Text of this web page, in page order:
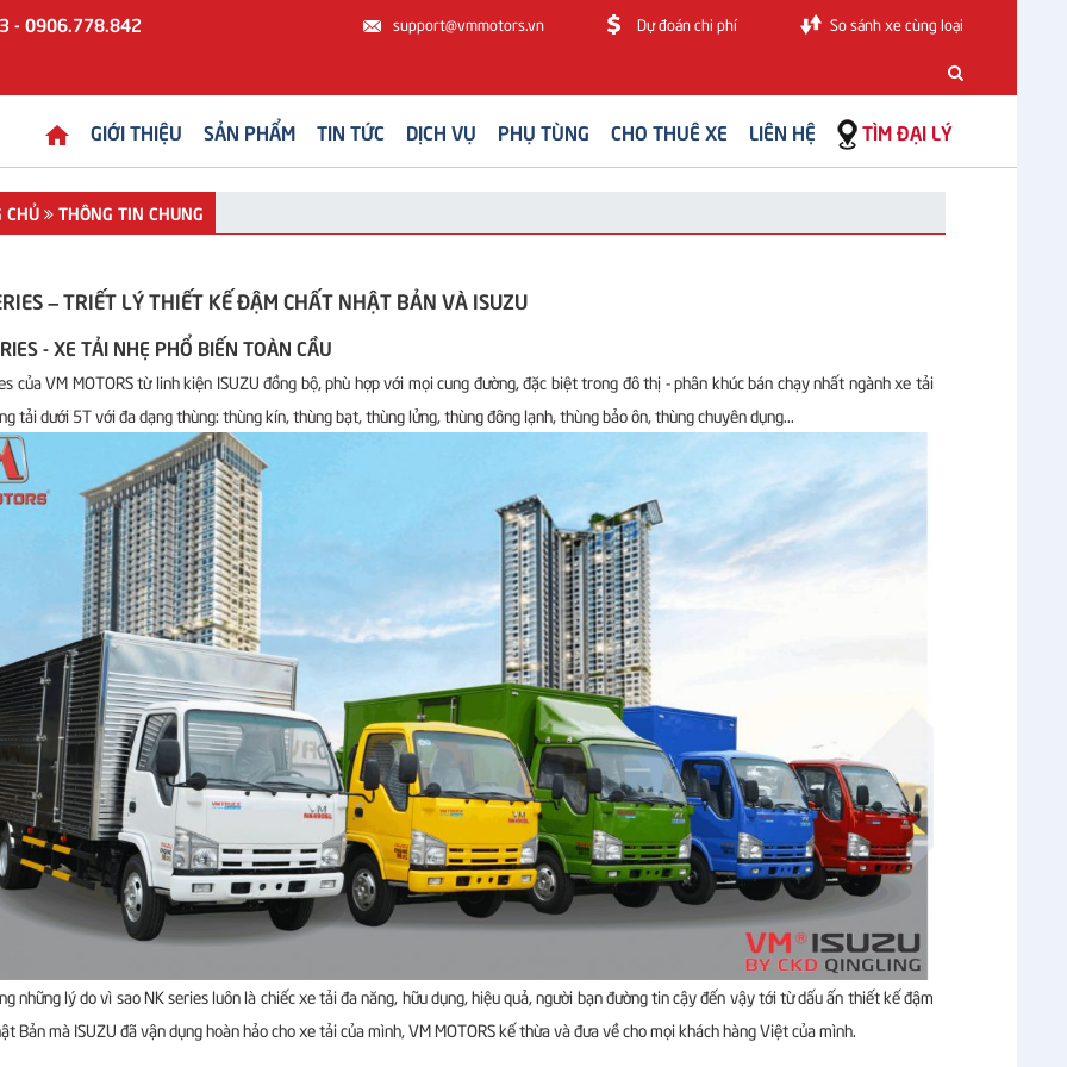
- 0906.778.842 support@vmmotors.vn Dự đoán chi phí So sánh xe cùng loại
GIỚI THIỆU SẢN PHẨM TIN TỨC DỊCH VỤ PHỤ TÙNG CHO THUÊ XE LIÊN HỆ TÌM ĐẠI LÝ
CHỦ THÔNG TIN CHUNG
– TRIẾT LÝ THIẾT KẾ ĐẬM CHẤT NHẬT BẢN VÀ ISUZU
- XE TẢI NHẸ PHỔ BIẾN TOÀN CẦU
của VM MOTORS từ linh kiện ISUZU đồng bộ, phù hợp với mọi cung đường, đặc biệt trong đô thị - phân khúc bán chạy nhất ngành xe tải
tải dưới 5T với đa dạng thùng: thùng kín, thùng bạt, thùng lửng, thùng đông lạnh, thùng bảo ôn, thùng chuyên dụng...
những lý do vì sao NK series luôn là chiếc xe tải đa năng, hữu dụng, hiệu quả, người bạn đường tin cậy đến vậy tới từ dấu ấn thiết kế đậm
Bản mà ISUZU đã vận dụng hoàn hảo cho xe tải của mình, VM MOTORS kế thừa và đưa về cho mọi khách hàng Việt của mình.